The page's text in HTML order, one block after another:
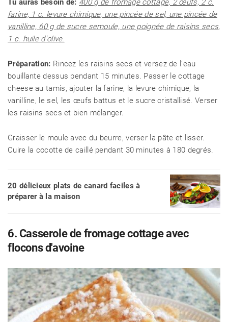
Tu auras besoin de: 400 g de fromage cottage, 2 œufs, 2 c.
farine, 1 c. levure chimique, une pincée de sel, une pincée de
vanilline, 60 g de sucre semoule, une poignée de raisins secs,
1 c. huile d'olive.
Préparation: Rincez les raisins secs et versez de l'eau
bouillante dessus pendant 15 minutes. Passer le cottage
cheese au tamis, ajouter la farine, la levure chimique, la
vanilline, le sel, les œufs battus et le sucre cristallisé. Verser
les raisins secs et bien mélanger.
Graisser le moule avec du beurre, verser la pâte et lisser.
Cuire la cocotte de caillé pendant 30 minutes à 180 degrés.
20 délicieux plats de canard faciles à
préparer à la maison
6. Casserole de fromage cottage avec
flocons d'avoine